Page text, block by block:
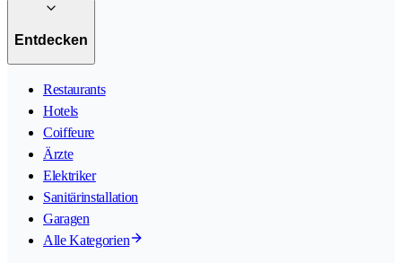
Entdecken
Restaurants
Hotels
Coiffeure
Ärzte
Elektriker
Sanitärinstallation
Garagen
Alle Kategorien